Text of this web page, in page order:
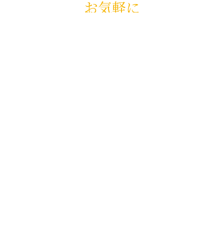
お気軽に